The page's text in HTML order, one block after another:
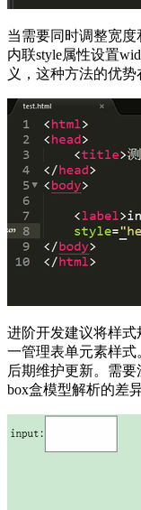
当需要同时调整宽度
内联style属性设置
义，这种方法的优势
进阶开发建议将样式
一管理表单元素样
后期维护更新。需要
box盒模型解析的差异